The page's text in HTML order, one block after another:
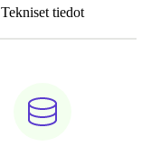
Tekniset tiedot